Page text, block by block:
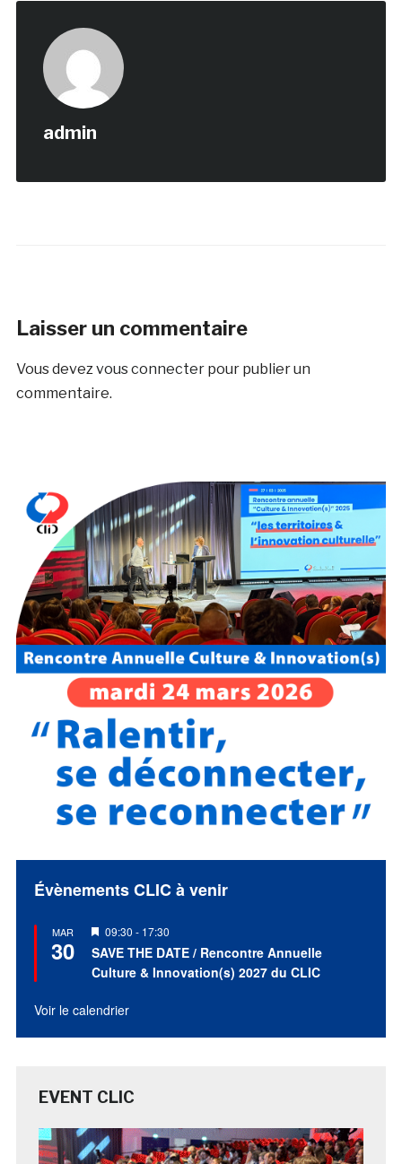
admin
Laisser un commentaire
Vous devez vous connecterpour publier un
commentaire.
Évènements CLIC à venir
MAR
30
Mis
en
avant
09:30 - 17:30
SAVE THE DATE / Rencontre Annuelle
Culture & Innovation(s) 2027 du CLIC
Voir le calendrier
EVENT CLIC